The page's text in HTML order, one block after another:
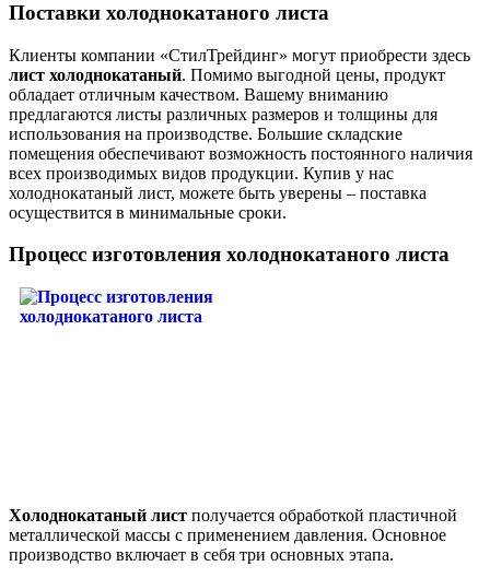
Поставки холоднокатаного листа
Клиенты компании «СтилТрейдинг» могут приобрести здесь
лист холоднокатаный. Помимо выгодной цены, продукт
обладает отличным качеством. Вашему вниманию
предлагаются листы различных размеров и толщины для
использования на производстве. Большие складские
помещения обеспечивают возможность постоянного наличия
всех производимых видов продукции. Купив у нас
холоднокатаный лист, можете быть уверены – поставка
осуществится в минимальные сроки.
Процесс изготовления холоднокатаного листа
Холоднокатаный лист получается обработкой пластичной
металлической массы с применением давления. Основное
производство включает в себя три основных этапа.